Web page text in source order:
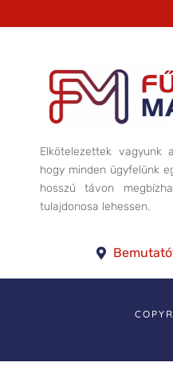
Elkötelezettek vagyunk
hogy minden ügyfelünk
hosszú távon
tulajdonosa lehessen.